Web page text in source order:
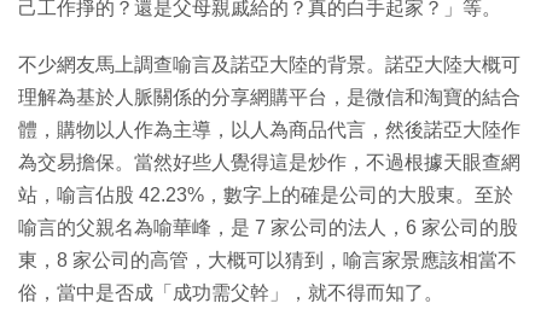
己工作掙的？還是父母親戚給的？真的白手起家？」等。
不少網友馬上調查喻言及諾亞大陸的背景。諾亞大陸大概可
理解為基於人脈關係的分享網購平台，是微信和淘寶的結合
體，購物以人作為主導，以人為商品代言，然後諾亞大陸作
為交易擔保。當然好些人覺得這是炒作，不過根據天眼查網
站，喻言佔股 42.23%，數字上的確是公司的大股東。至於
喻言的父親名為喻華峰，是 7 家公司的法人，6 家公司的股
東，8 家公司的高管，大概可以猜到，喻言家景應該相當不
俗，當中是否成「成功需父幹」，就不得而知了。